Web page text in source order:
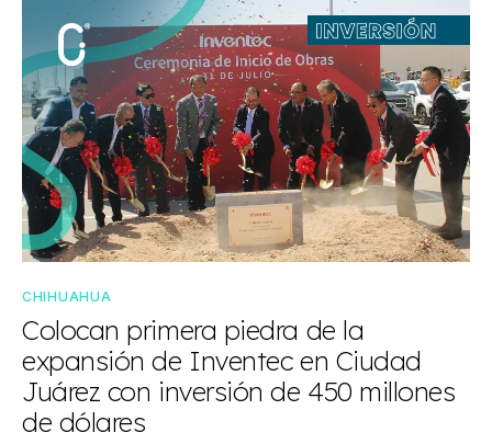
CHIHUAHUA
Colocan primera piedra de la
expansión de Inventec en Ciudad
Juárez con inversión de 450 millones
de dólares